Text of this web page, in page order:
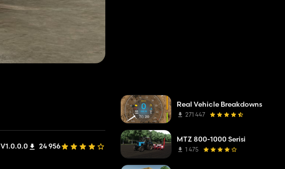
V1.0.0.0 24 956
Real Vehicle Breakdowns
271 447
MTZ 800-1000 Serisi
1 475